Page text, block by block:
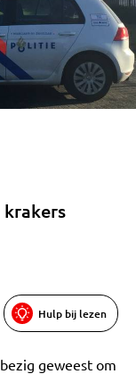
Hulp bij lezen
geweest om